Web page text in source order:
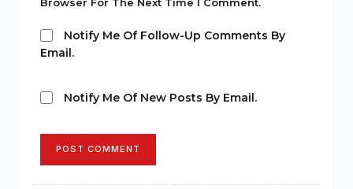
Notify Me Of Follow-Up Comments By
Email.
Notify Me Of New Posts By Email.
POST COMMENT